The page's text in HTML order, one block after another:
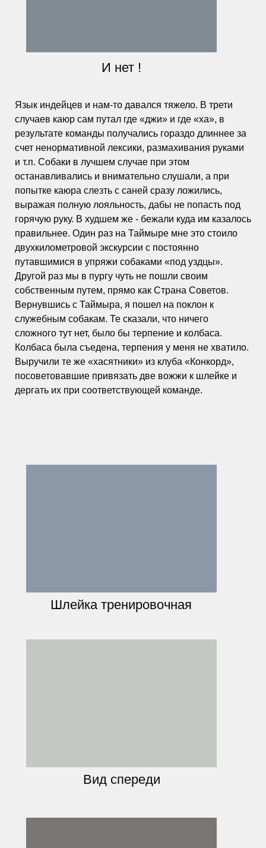
И нет !
Язык индейцев и нам-то давался тяжело. В трети
случаев каюр сам путал где «джи» и где «ха», в
результате команды получались гораздо длиннее за
счет ненормативной лексики, размахивания руками
и т.п. Собаки в лучшем случае при этом
останавливались и внимательно слушали, а при
попытке каюра слезть с саней сразу ложились,
выражая полную лояльность, дабы не попасть под
горячую руку. В худшем же - бежали куда им казалось
правильнее. Один раз на Таймыре мне это стоило
двухкилометровой экскурсии с постоянно
путавшимися в упряжи собаками «под уздцы».
Другой раз мы в пургу чуть не пошли своим
собственным путем, прямо как Страна Советов.
Вернувшись с Таймыра, я пошел на поклон к
служебным собакам. Те сказали, что ничего
сложного тут нет, было бы терпение и колбаса.
Колбаса была съедена, терпения у меня не хватило.
Выручили те же «хасятники» из клуба «Конкорд»,
посоветовавшие привязать две вожжи к шлейке и
дергать их при соответствующей команде.
Вид спереди
Шлейка тренировочная